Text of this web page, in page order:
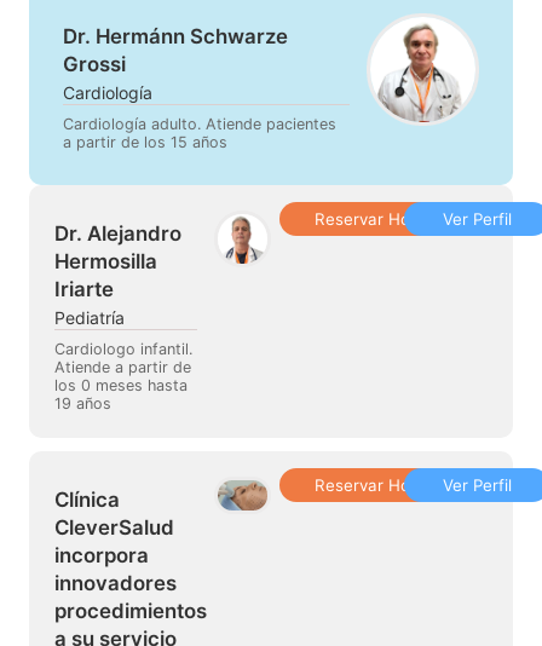
Dr. Hermánn Schwarze
Grossi
Cardiología
Cardiología adulto. Atiende pacientes
a partir de los 15 años
Dr. Alejandro
Hermosilla
Iriarte
Pediatría
Cardiologo infantil.
Atiende a partir de
los 0 meses hasta
19 años
Reservar Hora Ver Perfil
Clínica
CleverSalud
incorpora
innovadores
procedimientos
a su servicio
Reservar Hora Ver Perfil